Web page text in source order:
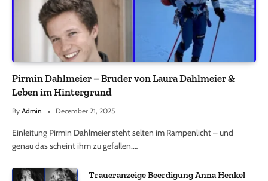
Pirmin Dahlmeier – Bruder von Laura Dahlmeier &
Leben im Hintergrund
By Admin December 21, 2025
Einleitung Pirmin Dahlmeier steht selten im Rampenlicht – und
genau das scheint ihm zu gefallen.…
Traueranzeige Beerdigung Anna Henkel